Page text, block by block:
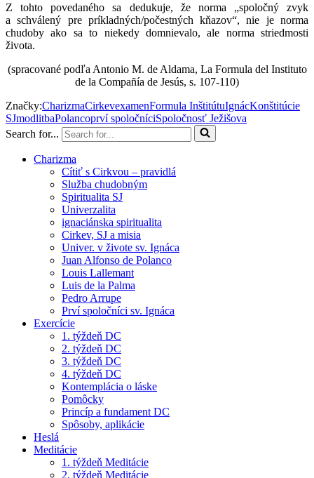
Z tohto povedaného sa dedukuje, že norma „spoločný zvyk
a schválený pre príkladných/počestných kňazov“, nie je norma
chudoby ako sa to niekedy domnievalo, ale norma striedmosti
života.
(spracované podľa Antonio M. de Aldama, La Formula del Instituto
de la Compañía de Jesús, s. 107-110)
Značky:CharizmaCirkevexamenFormula InštitútuIgnácKonštitúcie
SJmodlitbaPolancoprví spoločníciSpoločnosť Ježišova
Search for...
Charizma
Cítiť s Cirkvou – pravidlá
Služba chudobným
Spiritualita SJ
Univerzalita
ignaciánska spiritualita
Cirkev, SJ a misia
Univer. v živote sv. Ignáca
Juan Alfonso de Polanco
Louis Lallemant
Luis de la Palma
Pedro Arrupe
Prví spoločníci sv. Ignáca
Exercície
1. týždeň DC
2. týždeň DC
3. týždeň DC
4. týždeň DC
Kontemplácia o láske
Pomôcky
Princíp a fundament DC
Spôsoby, aplikácie
Heslá
Meditácie
1. týždeň Meditácie
2. týždeň Meditácie